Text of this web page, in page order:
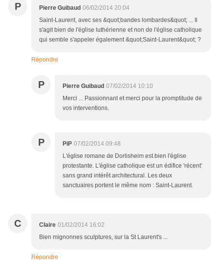
P Pierre Guibaud 06/02/2014 20:04
Saint-Laurent, avec ses &quot;bandes lombardes&quot; ... Il
s'agit bien de l'église luthérienne et non de l'église catholique
qui semble s'appeler également &quot;Saint-Laurent&quot; ?
Répondre
P Pierre Guibaud 07/02/2014 10:10
Merci ... Passionnant et merci pour la promptitude de
vos interventions.
P PiP 07/02/2014 09:48
L'église romane de Dorlisheim est bien l'église
protestante. L'église catholique est un édifice 'récent'
sans grand intérêt architectural. Les deux
sanctuaires portent le même nom : Saint-Laurent.
C Claire 01/02/2014 16:02
Bien mignonnes sculptures, sur la St Laurent's ...
Répondre